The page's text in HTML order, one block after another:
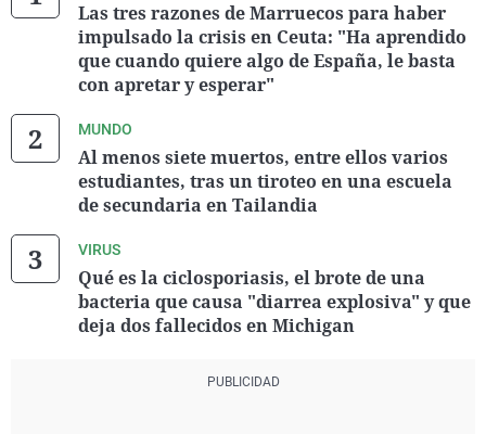
Las tres razones de Marruecos para haber
impulsado la crisis en Ceuta: "Ha aprendido
que cuando quiere algo de España, le basta
con apretar y esperar"
MUNDO
Al menos siete muertos, entre ellos varios
estudiantes, tras un tiroteo en una escuela
de secundaria en Tailandia
VIRUS
Qué es la ciclosporiasis, el brote de una
bacteria que causa "diarrea explosiva" y que
deja dos fallecidos en Michigan